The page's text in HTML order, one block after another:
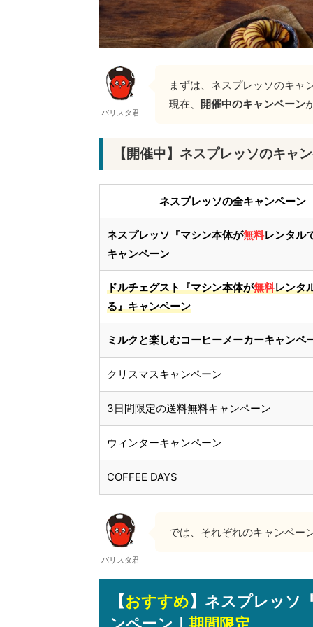
バリスタ君
まずは、ネスプレッソのキャ
現在、 開催中のキャンペーン
【開催中】ネスプレッソのキャ
ネスプレッソの全キャンペーン
ネスプレッソ 『マシン本体が無料レンタル
キャンペーン
ドルチェグスト『マシン本体が無料レンタ
る』キャンペーン
ミルクと楽しむコーヒーメーカーキャンペ
クリスマスキャンペーン
3日間限定の送料無料キャンペーン
ウィンターキャンペーン
COFFEE DAYS
バリスタ君
では、それぞれのキャンペー
【おすすめ】ネスプレッソ
ンペーン｜ 期間限定